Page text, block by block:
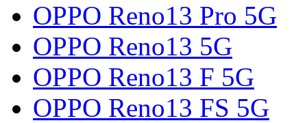
OPPO Reno13 Pro 5G
OPPO Reno13 5G
OPPO Reno13 F 5G
OPPO Reno13 FS 5G